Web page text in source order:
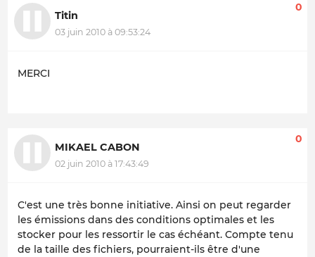
Titin
03 juin 2010 à 09:53:24
0
MERCI
MIKAEL CABON
02 juin 2010 à 17:43:49
0
C'est une très bonne initiative. Ainsi on peut regarder
les émissions dans des conditions optimales et les
stocker pour les ressortir le cas échéant. Compte tenu
de la taille des fichiers, pourraient-ils être d'une